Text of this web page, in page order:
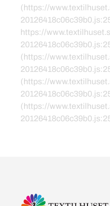
(https://
https://
(https://
(https://
(https://
Kontakta oss